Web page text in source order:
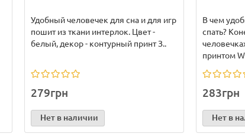
Удобный человечек для сна и для игр
пошит из ткани интерлок. Цвет -
белый, декор - контурный принт З..
279грн
Нет в наличии
В чем
спать?
принтом
283грн
Нет в